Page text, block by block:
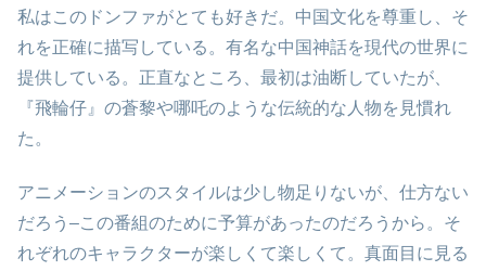
私はこのドンファがとても好きだ。中国文化を尊重し、そ
れを正確に描写している。有名な中国神話を現代の世界に
提供している。正直なところ、最初は油断していたが、
『飛輪仔』の蒼黎や哪吒のような伝統的な人物を見慣れ
た。
アニメーションのスタイルは少し物足りないが、仕方ない
だろう–この番組のために予算があったのだろうから。そ
れぞれのキャラクターが楽しくて楽しくて。真面目に見る